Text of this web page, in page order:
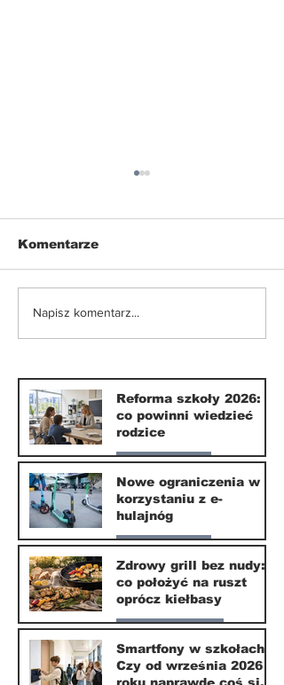
Nowe ograniczenia w
Komentarze
Napisz komentarz...
Reforma szkoły 2026:
co powinni wiedzieć
rodzice
Nasze miasto
10 lip
Nowe ograniczenia w
korzystaniu z e-
hulajnóg
Nasze miasto
3 lip
Zdrowy grill bez nudy:
co położyć na ruszt
oprócz kiełbasy
Zdrowie i uroda
1 lip
Smartfony w szkołach.
Czy od września 2026